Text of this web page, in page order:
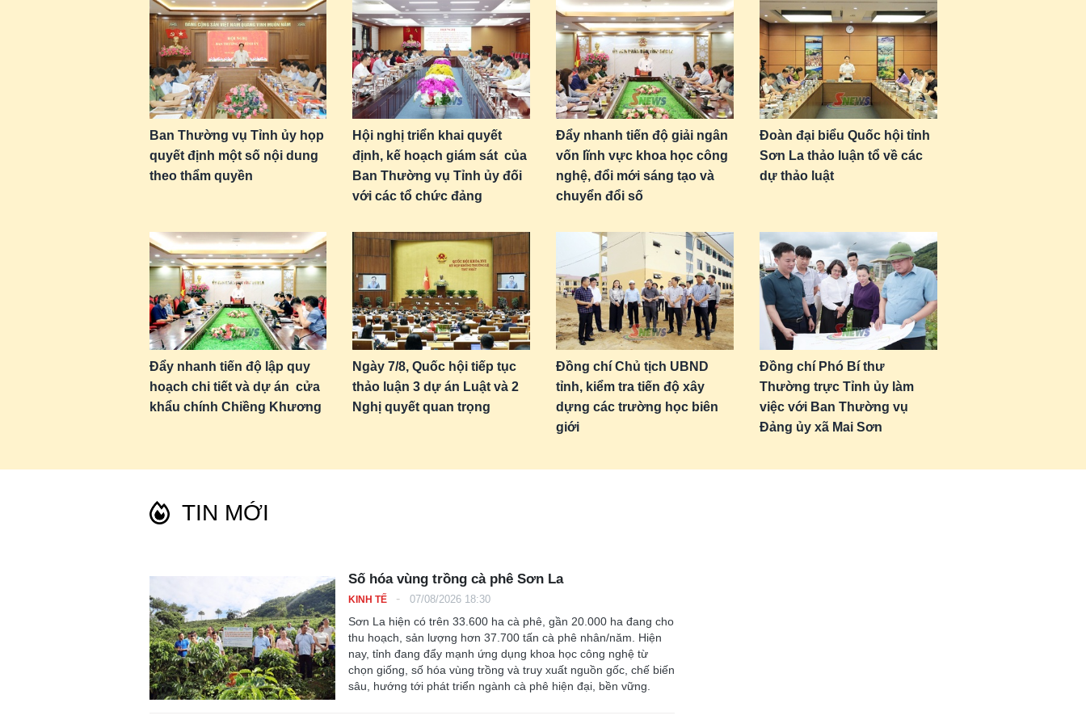
Ban Thường vụ Tỉnh ủy họp
quyết định một số nội dung
theo thẩm quyền
Hội nghị triển khai quyết
định, kế hoạch giám sát của
Ban Thường vụ Tỉnh ủy đối
với các tổ chức đảng
Đẩy nhanh tiến độ giải ngân
vốn lĩnh vực khoa học công
nghệ, đổi mới sáng tạo và
chuyển đổi số
Đoàn đại biểu Quốc hội tỉnh
Sơn La thảo luận tổ về các
dự thảo luật
Đẩy nhanh tiến độ lập quy
hoạch chi tiết và dự án cửa
khẩu chính Chiềng Khương
Ngày 7/8, Quốc hội tiếp tục
thảo luận 3 dự án Luật và 2
Nghị quyết quan trọng
Đồng chí Chủ tịch UBND
tỉnh, kiểm tra tiến độ xây
dựng các trường học biên
giới
Đồng chí Phó Bí thư
Thường trực Tỉnh ủy làm
việc với Ban Thường vụ
Đảng ủy xã Mai Sơn
TIN MỚI
Số hóa vùng trồng cà phê Sơn La
KINH TẾ - 07/08/2026 18:30
Sơn La hiện có trên 33.600 ha cà phê, gần 20.000 ha đang cho
thu hoạch, sản lượng hơn 37.700 tấn cà phê nhân/năm. Hiện
nay, tỉnh đang đẩy mạnh ứng dụng khoa học công nghệ từ
chọn giống, số hóa vùng trồng và truy xuất nguồn gốc, chế biến
sâu, hướng tới phát triển ngành cà phê hiện đại, bền vững.